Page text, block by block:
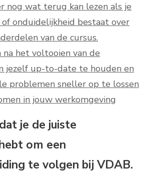
nog wat terug kan lezen als je
onduidelijkheid bestaat over
van de cursus.
na het voltooien van de
jezelf up-to-date te houden en
problemen sneller op te lossen
in jouw werkomgeving
je de juiste
om een
te volgen bij VDAB.